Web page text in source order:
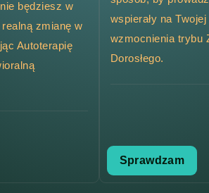
będziesz w
zmianę w
Autoterapię
wspierały na
wzmocnienia trybu
Dorosłego.
Sprawdzam